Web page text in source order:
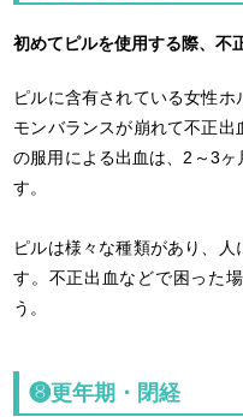
初めてピルを使用する際、不
ピルに含有されている女性
モンバランスが崩れて不正
の服用による出血は、2～3
す。
ピルは様々な種類があり、
す。不正出血などで困った
う。
❽更年期・閉経